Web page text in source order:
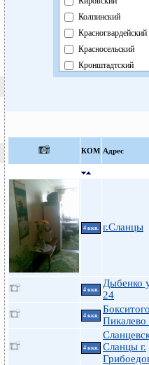
Колпинский
Красногвардейский
Красносельский
Кронштадтский
Павловский
Петроградский
Фрунзенский
Центральный
КOМ Адрес
4 ккв. г.Сланцы
4 ккв.
Дыбенко
24
4 ккв.
Пикалево
4 ккв.
Сланцы г.